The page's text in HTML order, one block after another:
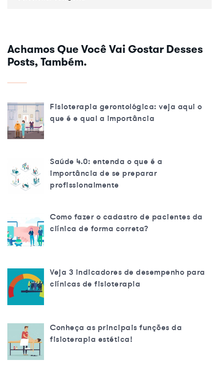
Achamos Que Você Vai Gostar Desses
Posts, Também.
Fisioterapia gerontológica: veja aqui o
que é e qual a importância
Saúde 4.0: entenda o que é a
importância de se preparar
profissionalmente
Como fazer o cadastro de pacientes da
clínica de forma correta?
Veja 3 indicadores de desempenho para
clínicas de fisioterapia
Conheça as principais funções da
fisioterapia estética!